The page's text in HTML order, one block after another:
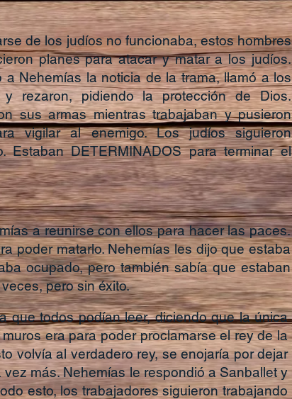
de los judíos no funcionaba, estos hombres
planes para atacar y matar a los judíos.
a Nehemías la noticia de la trama, llamó a los
y rezaron, pidiendo la protección de Dios.
sus armas mientras trabajaban y pusieron
vigilar al enemigo. Los judíos siguieron
Estaban DETERMINADOS para terminar el
a reunirse con ellos para hacer las paces.
poder matarlo. Nehemías les dijo que estaba
ocupado, pero también sabía que estaban
pero sin éxito.
que todos podían leer, diciendo que la única
era para poder proclamarse el rey de la
volvía al verdadero rey, se enojaría por dejar
más. Nehemías le respondió a Sanballet y
esto, los trabajadores siguieron trabajando